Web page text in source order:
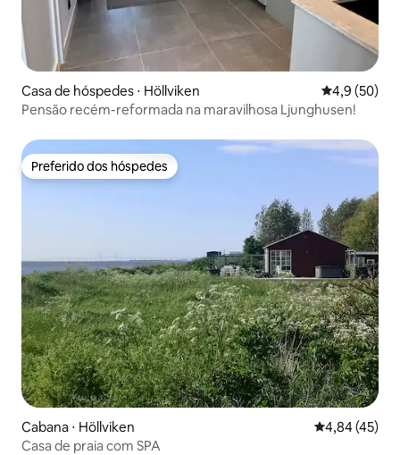
Casa de hóspedes ⋅ Höllviken 4,9 de uma
4,9 (50)
Pensão recém-reformada na maravilhosa Ljunghusen!
Preferido dos hóspedes
Preferido dos hóspedes
Cabana ⋅ Höllviken 4,84 de uma
4,84 (45)
Casa de praia com SPA